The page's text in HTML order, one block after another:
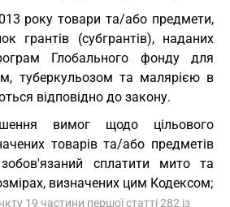
року товари та/або предмети,
грантів (субгрантів), наданих
Глобального фонду для
туберкульозом та малярією в
відповідно до закону.
вимог щодо цільового
товарів та/або предметів
сплатити мито та
визначених цим Кодексом;
19 частини першої статті 282 із